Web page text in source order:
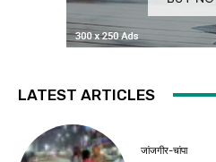
LATEST ARTICLES
जांजगीर-चांपा